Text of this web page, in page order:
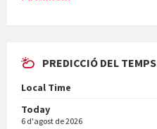
PREDICCIÓ DEL TEMPS
Local Time
Today
6 d'agost de 2026